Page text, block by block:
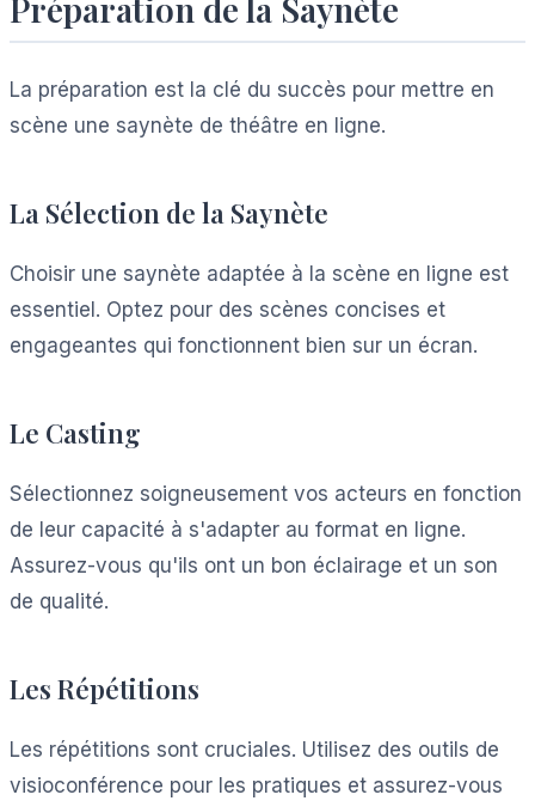
La préparation est la clé du succès pour mettre en
scène une saynète de théâtre en ligne.
La Sélection de la Saynète
Choisir une saynète adaptée à la scène en ligne est
essentiel. Optez pour des scènes concises et
engageantes qui fonctionnent bien sur un écran.
Le Casting
Sélectionnez soigneusement vos acteurs en fonction
de leur capacité à s'adapter au format en ligne.
Assurez-vous qu'ils ont un bon éclairage et un son
de qualité.
Les Répétitions
Les répétitions sont cruciales. Utilisez des outils de
visioconférence pour les pratiques et assurez-vous